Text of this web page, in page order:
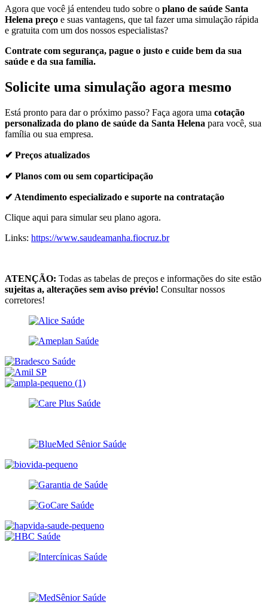
Agora que você já entendeu tudo sobre o plano de saúde Santa
Helena preço e suas vantagens, que tal fazer uma simulação rápida
e gratuita com um dos nossos especialistas?
Contrate com segurança, pague o justo e cuide bem da sua
saúde e da sua família.
Solicite uma simulação agora mesmo
Está pronto para dar o próximo passo? Faça agora uma cotação
personalizada do plano de saúde da Santa Helena para você, sua
família ou sua empresa.
✔ Preços atualizados
✔ Planos com ou sem coparticipação
✔ Atendimento especializado e suporte na contratação
Clique aqui para simular seu plano agora.
Links: https://www.saudeamanha.fiocruz.br
ATENÇÃO: Todas as tabelas de preços e informações do site estão
sujeitas a, alterações sem aviso prévio! Consultar nossos
corretores!